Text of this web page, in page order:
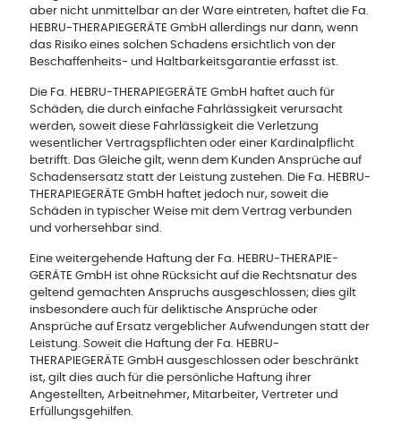
aber nicht unmittelbar an der Ware eintreten, haftet die Fa.
HEBRU-THERAPIEGERÄTE GmbH allerdings nur dann, wenn
das Risiko eines solchen Schadens ersichtlich von der
Beschaffenheits- und Haltbarkeitsgarantie erfasst ist.
Die Fa. HEBRU-THERAPIEGERÄTE GmbH haftet auch für
Schäden, die durch einfache Fahrlässigkeit verursacht
wer­den, soweit diese Fahrlässigkeit die Verletzung
wesentlicher Vertragspflichten oder einer Kardinalpflicht
betrifft. Das Glei­che gilt, wenn dem Kunden Ansprüche auf
Schadensersatz statt der Leistung zustehen. Die Fa. HEBRU-
THERAPIEGE­RÄTE GmbH haftet jedoch nur, soweit die
Schäden in typi­scher Weise mit dem Vertrag verbunden
und vorhersehbar sind.
Eine weitergehende Haftung der Fa. HEBRU-THERAPIE­
GERÄTE GmbH ist ohne Rücksicht auf die Rechtsnatur des
geltend gemachten Anspruchs ausgeschlossen; dies gilt
ins­besondere auch für deliktische Ansprüche oder
Ansprüche auf Ersatz vergeblicher Aufwendungen statt der
Leistung. Soweit die Haftung der Fa. HEBRU-
THERAPIEGERÄTE GmbH ausgeschlossen oder beschränkt
ist, gilt dies auch für die persönliche Haftung ihrer
Angestellten, Arbeitnehmer, Mitarbeiter, Vertreter und
Erfüllungsgehilfen.